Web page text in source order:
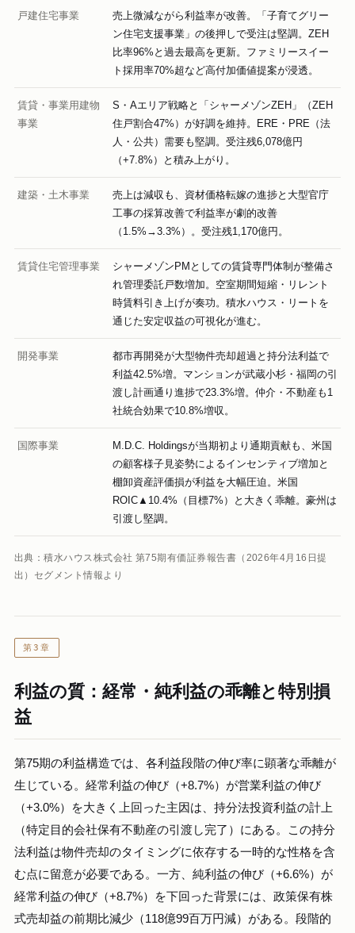
戸建住宅事業
売上微減ながら利益率が改善。「子育てグリー
ン住宅支援事業」の後押しで受注は堅調。ZEH
比率96%と過去最高を更新。ファミリースイー
ト採用率70%超など高付加価値提案が浸透。
賃貸・事業用建物
事業
S・Aエリア戦略と「シャーメゾンZEH」（ZEH
住戸割合47%）が好調を維持。ERE・PRE（法
人・公共）需要も堅調。受注残6,078億円
（+7.8%）と積み上がり。
建築・土木事業
売上は減収も、資材価格転嫁の進捗と大型官庁
工事の採算改善で利益率が劇的改善
（1.5%→3.3%）。受注残1,170億円。
賃貸住宅管理事業
シャーメゾンPMとしての賃貸専門体制が整備さ
れ管理委託戸数増加。空室期間短縮・リレント
時賃料引き上げが奏功。積水ハウス・リートを
通じた安定収益の可視化が進む。
開発事業
都市再開発が大型物件売却超過と持分法利益で
利益42.5%増。マンションが武蔵小杉・福岡の引
渡し計画通り進捗で23.3%増。仲介・不動産も1
社統合効果で10.8%増収。
国際事業
M.D.C. Holdingsが当期初より通期貢献も、米国
の顧客様子見姿勢によるインセンティブ増加と
棚卸資産評価損が利益を大幅圧迫。米国
ROIC▲10.4%（目標7%）と大きく乖離。豪州は
引渡し堅調。
出典：積水ハウス株式会社 第75期有価証券報告書（2026年4月16日提
出）セグメント情報より
第3章
利益の質：経常・純利益の乖離と特別損
益
第75期の利益構造では、各利益段階の伸び率に顕著な乖離が
生じている。経常利益の伸び（+8.7%）が営業利益の伸び
（+3.0%）を大きく上回った主因は、持分法投資利益の計上
（特定目的会社保有不動産の引渡し完了）にある。この持分
法利益は物件売却のタイミングに依存する一時的な性格を含
む点に留意が必要である。一方、純利益の伸び（+6.6%）が
経常利益の伸び（+8.7%）を下回った背景には、政策保有株
式売却益の前期比減少（118億99百万円減）がある。段階的